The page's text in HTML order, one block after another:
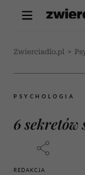
Zwierciadlo.pl >
PSYCHOLOGIA
6 sekretów
REDAKCJA